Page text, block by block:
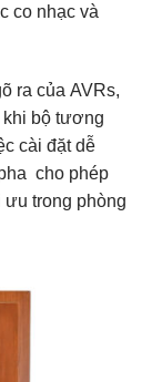
co nhạc và
ra của AVRs,
khi bộ tương
cài đặt dễ
cho phép
ưu trong phòng